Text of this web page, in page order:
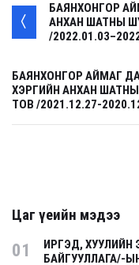
БАЯНХОНГОР
АНХАН ШАТНЫ
/
БАЯНХОНГОР АЙМАГ
ХЭРГИЙН АНХАН
ТОВ /2021.12.27-
Цаг үеийн мэдээ
01
ИРГЭД,
БАЙГУУЛЛАГА/-